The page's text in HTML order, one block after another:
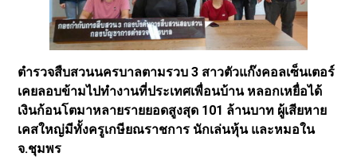
ตำรวจสืบสวนนครบาลตามรวบ 3 สาวตัวแก๊งคอลเซ็นเตอร์
เคยลอบข้ามไปทำงานที่ประเทศเพื่อนบ้าน หลอกเหยื่อได้
เงินก้อนโตมาหลายรายยอดสูงสุด 101 ล้านบาท ผู้เสียหาย
เคสใหญ่มีทั้งครูเกษียณราชการ นักเล่นหุ้น และหมอใน
จ.ชุมพร